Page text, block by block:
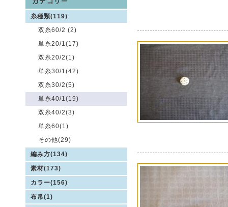
糸種類(119)
双糸60/2 (2)
単糸20/1(17)
双糸20/2(1)
単糸30/1(42)
双糸30/2(5)
単糸40/1(19)
双糸40/2(3)
単糸60(1)
その他(29)
編み方(134)
素材(173)
カラー(156)
布帛(1)